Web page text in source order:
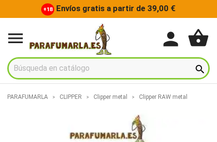
+18 Envíos gratis a partir de 39,00 €
 person shopping_basket

PARAFUMARLA CLIPPER Clipper metal Clipper RAW metal